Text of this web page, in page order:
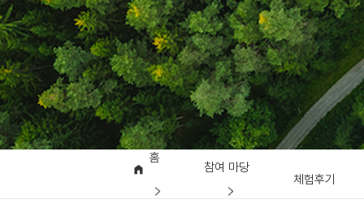
홈
참여 마당
체험후기